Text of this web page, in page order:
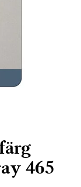
465